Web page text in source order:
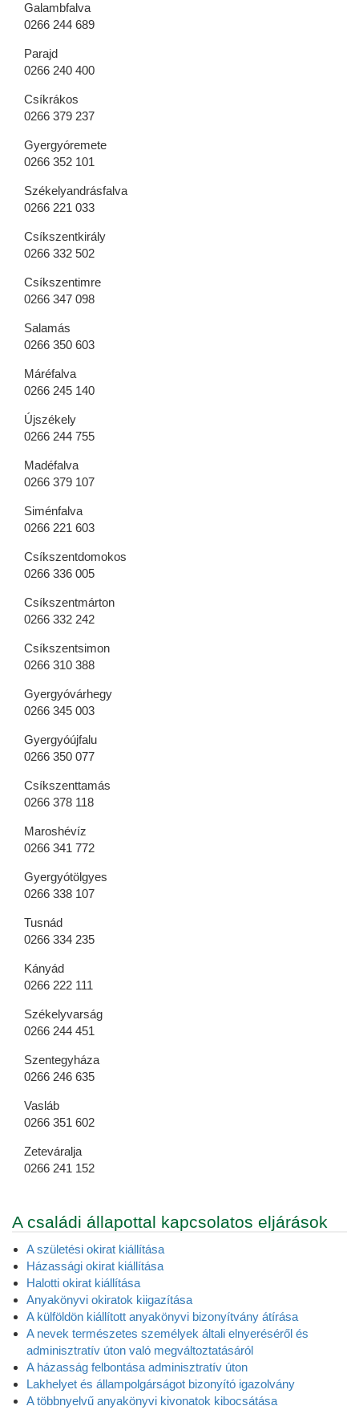
Galambfalva
0266 244 689
Parajd
0266 240 400
Csíkrákos
0266 379 237
Gyergyóremete
0266 352 101
Székelyandrásfalva
0266 221 033
Csíkszentkirály
0266 332 502
Csíkszentimre
0266 347 098
Salamás
0266 350 603
Máréfalva
0266 245 140
Újszékely
0266 244 755
Madéfalva
0266 379 107
Siménfalva
0266 221 603
Csíkszentdomokos
0266 336 005
Csíkszentmárton
0266 332 242
Csíkszentsimon
0266 310 388
Gyergyóvárhegy
0266 345 003
Gyergyóújfalu
0266 350 077
Csíkszenttamás
0266 378 118
Maroshévíz
0266 341 772
Gyergyótölgyes
0266 338 107
Tusnád
0266 334 235
Kányád
0266 222 111
Székelyvarság
0266 244 451
Szentegyháza
0266 246 635
Vasláb
0266 351 602
Zeteváralja
0266 241 152
A családi állapottal kapcsolatos eljárások
A születési okirat kiállítása
Házassági okirat kiállítása
Halotti okirat kiállítása
Anyakönyvi okiratok kiigazítása
A külföldön kiállított anyakönyvi bizonyítvány átírása
A nevek természetes személyek általi elnyeréséről és
adminisztratív úton való megváltoztatásáról
A házasság felbontása adminisztratív úton
Lakhelyet és állampolgárságot bizonyító igazolvány
A többnyelvű anyakönyvi kivonatok kibocsátása